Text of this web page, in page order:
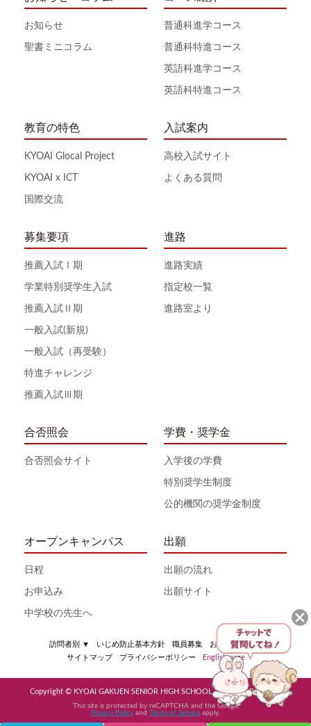
お知らせ
聖書ミニコラム
普通科進学コース
普通科特進コース
英語科進学コース
英語科特進コース
教育の特色
KYOAI Glocal Project
KYOAI x ICT
国際交流
入試案内
高校入試サイト
よくある質問
募集要項
推薦入試Ⅰ期
学業特別奨学生入試
推薦入試Ⅱ期
一般入試(新規)
一般入試（再受験）
特進チャレンジ
推薦入試Ⅲ期
進路
進路実績
指定校一覧
進路室より
合否照会
合否照会サイト
学費・奨学金
入学後の学費
特別奨学生制度
公的機関の奨学金制度
オープンキャンパス
日程
お申込み
中学校の先生へ
出願
出願の流れ
出願サイト
訪問者別 ▼ いじめ防止基本方針 職員募集
お問い合わせ
サイトマップ
プライバシーポリシー English page
Copyright © KYOAI GAKUEN SENIOR HIGH SCHOOL All Rights Reserved
This site is protected by reCAPTCHA and the Google
Privacy Policy and Terms of Service apply.